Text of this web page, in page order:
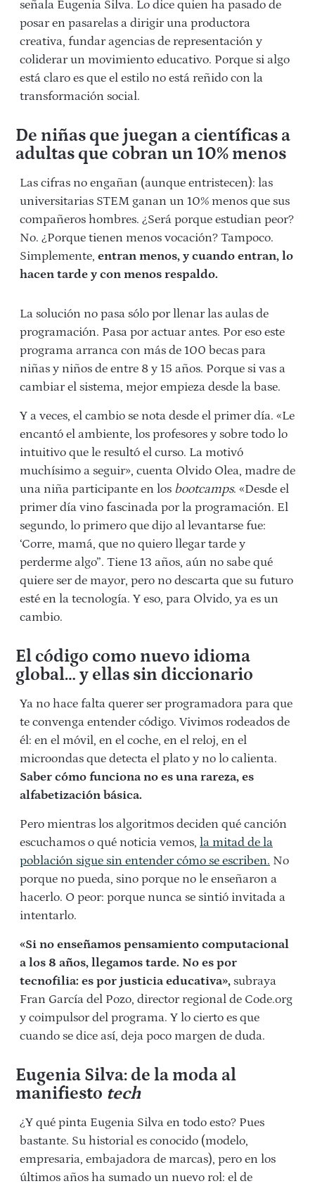
señala Eugenia Silva. Lo dice quien ha pasado de
posar en pasarelas a dirigir una productora
creativa, fundar agencias de representación y
coliderar un movimiento educativo. Porque si algo
está claro es que el estilo no está reñido con la
transformación social.
De niñas que juegan a científicas a
adultas que cobran un 10% menos
Las cifras no engañan (aunque entristecen): las
universitarias STEM ganan un 10% menos que sus
compañeros hombres. ¿Será porque estudian peor?
No. ¿Porque tienen menos vocación? Tampoco.
Simplemente, entran menos, y cuando entran, lo
hacen tarde y con menos respaldo.
La solución no pasa sólo por llenar las aulas de
programación. Pasa por actuar antes. Por eso este
programa arranca con más de 100 becas para
niñas y niños de entre 8 y 15 años. Porque si vas a
cambiar el sistema, mejor empieza desde la base.
Y a veces, el cambio se nota desde el primer día. «Le
encantó el ambiente, los profesores y sobre todo lo
intuitivo que le resultó el curso. La motivó
muchísimo a seguir», cuenta Olvido Olea, madre de
una niña participante en los bootcamps. «Desde el
primer día vino fascinada por la programación. El
segundo, lo primero que dijo al levantarse fue:
‘Corre, mamá, que no quiero llegar tarde y
perderme algo”. Tiene 13 años, aún no sabe qué
quiere ser de mayor, pero no descarta que su futuro
esté en la tecnología. Y eso, para Olvido, ya es un
cambio.
El código como nuevo idioma
global… y ellas sin diccionario
Ya no hace falta querer ser programadora para que
te convenga entender código. Vivimos rodeados de
él: en el móvil, en el coche, en el reloj, en el
microondas que detecta el plato y no lo calienta.
Saber cómo funciona no es una rareza, es
alfabetización básica.
Pero mientras los algoritmos deciden qué canción
escuchamos o qué noticia vemos, la mitad de la
población sigue sin entender cómo se escriben. No
porque no pueda, sino porque no le enseñaron a
hacerlo. O peor: porque nunca se sintió invitada a
intentarlo.
«Si no enseñamos pensamiento computacional
a los 8 años, llegamos tarde. No es por
tecnofilia: es por justicia educativa», subraya
Fran García del Pozo, director regional de Code.org
y coimpulsor del programa. Y lo cierto es que
cuando se dice así, deja poco margen de duda.
Eugenia Silva: de la moda al
manifiesto tech
¿Y qué pinta Eugenia Silva en todo esto? Pues
bastante. Su historial es conocido (modelo,
empresaria, embajadora de marcas), pero en los
últimos años ha sumado un nuevo rol: el de